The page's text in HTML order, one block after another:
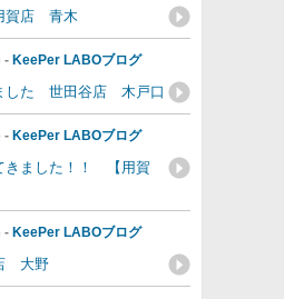
賀店 青木
- KeePer LABOブログ
した 世田谷店 木戸口
- KeePer LABOブログ
きました！！ 【用賀
- KeePer LABOブログ
大野